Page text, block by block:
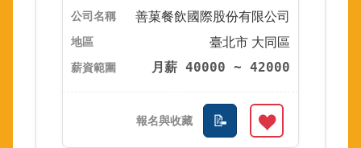
善菓餐飲國際股份有限公司
臺北市 大同區
月薪 40000 ~ 42000